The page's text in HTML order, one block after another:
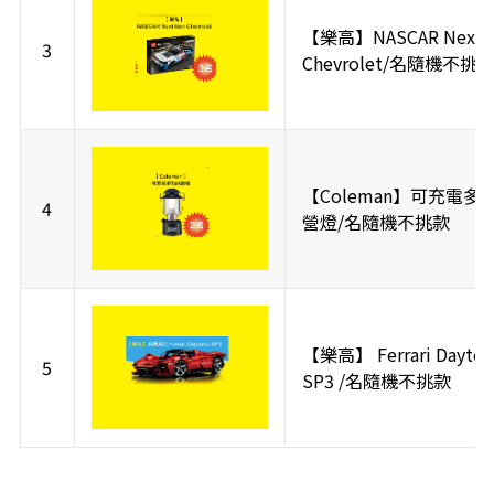
3
【樂高】NASCAR Next
Chevrolet/名隨機不挑款
4
【Coleman】可充電多
營燈/名隨機不挑款
5
【樂高】 Ferrari
SP3 /名隨機不挑款